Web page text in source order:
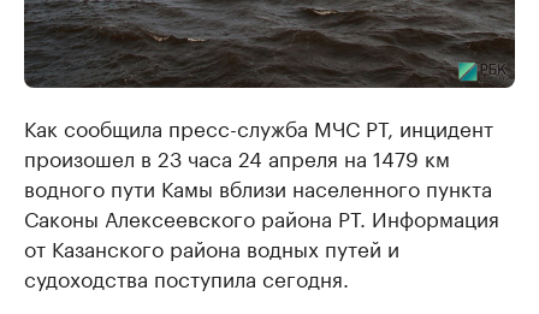
Как сообщила пресс-служба МЧС РТ, инцидент
произошел в 23 часа 24 апреля на 1479 км
водного пути Камы вблизи населенного пункта
Саконы Алексеевского района РТ. Информация
от Казанского района водных путей и
судоходства поступила сегодня.